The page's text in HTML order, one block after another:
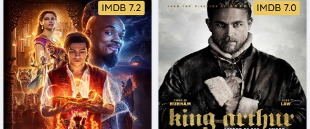
IMDB 7.2 IMDB 7.0